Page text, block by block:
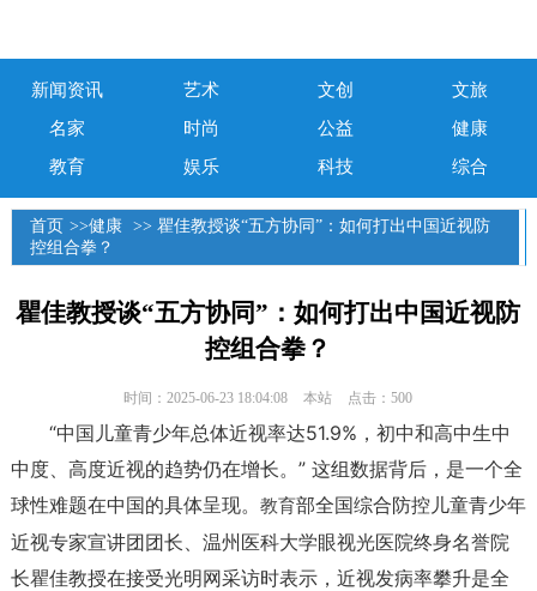
新闻资讯 艺术 文创
文旅
名家
时尚 公益
健康
教育
娱乐 科技 综合
首页 >>健康
>> 瞿佳教授谈“五方协同”：如何打出中国近视防
控组合拳？
瞿佳教授谈“五方协同”：如何打出中国近视防
控组合拳？
时间：2025-06-23 18:04:08 本站 点击：500
“中国儿童青少年总体近视率达51.9%，初中和高中生中
中度、高度近视的趋势仍在增长。” 这组数据背后，是一个全
球性难题在中国的具体呈现。 教育部全国综合防控儿童青少年
近视专家宣讲团团长、温州医科大学眼视光医院终身名誉院
长瞿佳教授在接受光明网采访时表示，近视发病率攀升是全